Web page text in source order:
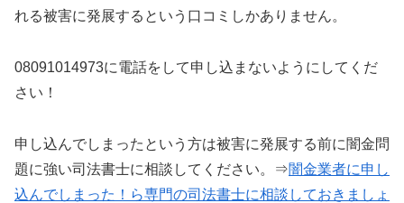
れる被害に発展するという口コミしかありません。
08091014973に電話をして申し込まないようにしてくだ
さい！
申し込んでしまったという方は被害に発展する前に闇金問
題に強い司法書士に相談してください。⇒闇金業者に申し
込んでしまった！ら専門の司法書士に相談しておきましょ